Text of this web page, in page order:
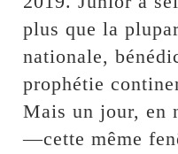
plus que la
nationale,
prophétie
Mais un jour, en
—cette même